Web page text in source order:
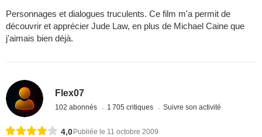
Personnages et dialogues truculents. Ce film m'a permit de
découvrir et apprécier Jude Law, en plus de Michael Caine que
j'aimais bien déjà.
Flex07
102 abonnés 1 705 critiques Suivre son activité
4,0 Publiée le 11 octobre 2009